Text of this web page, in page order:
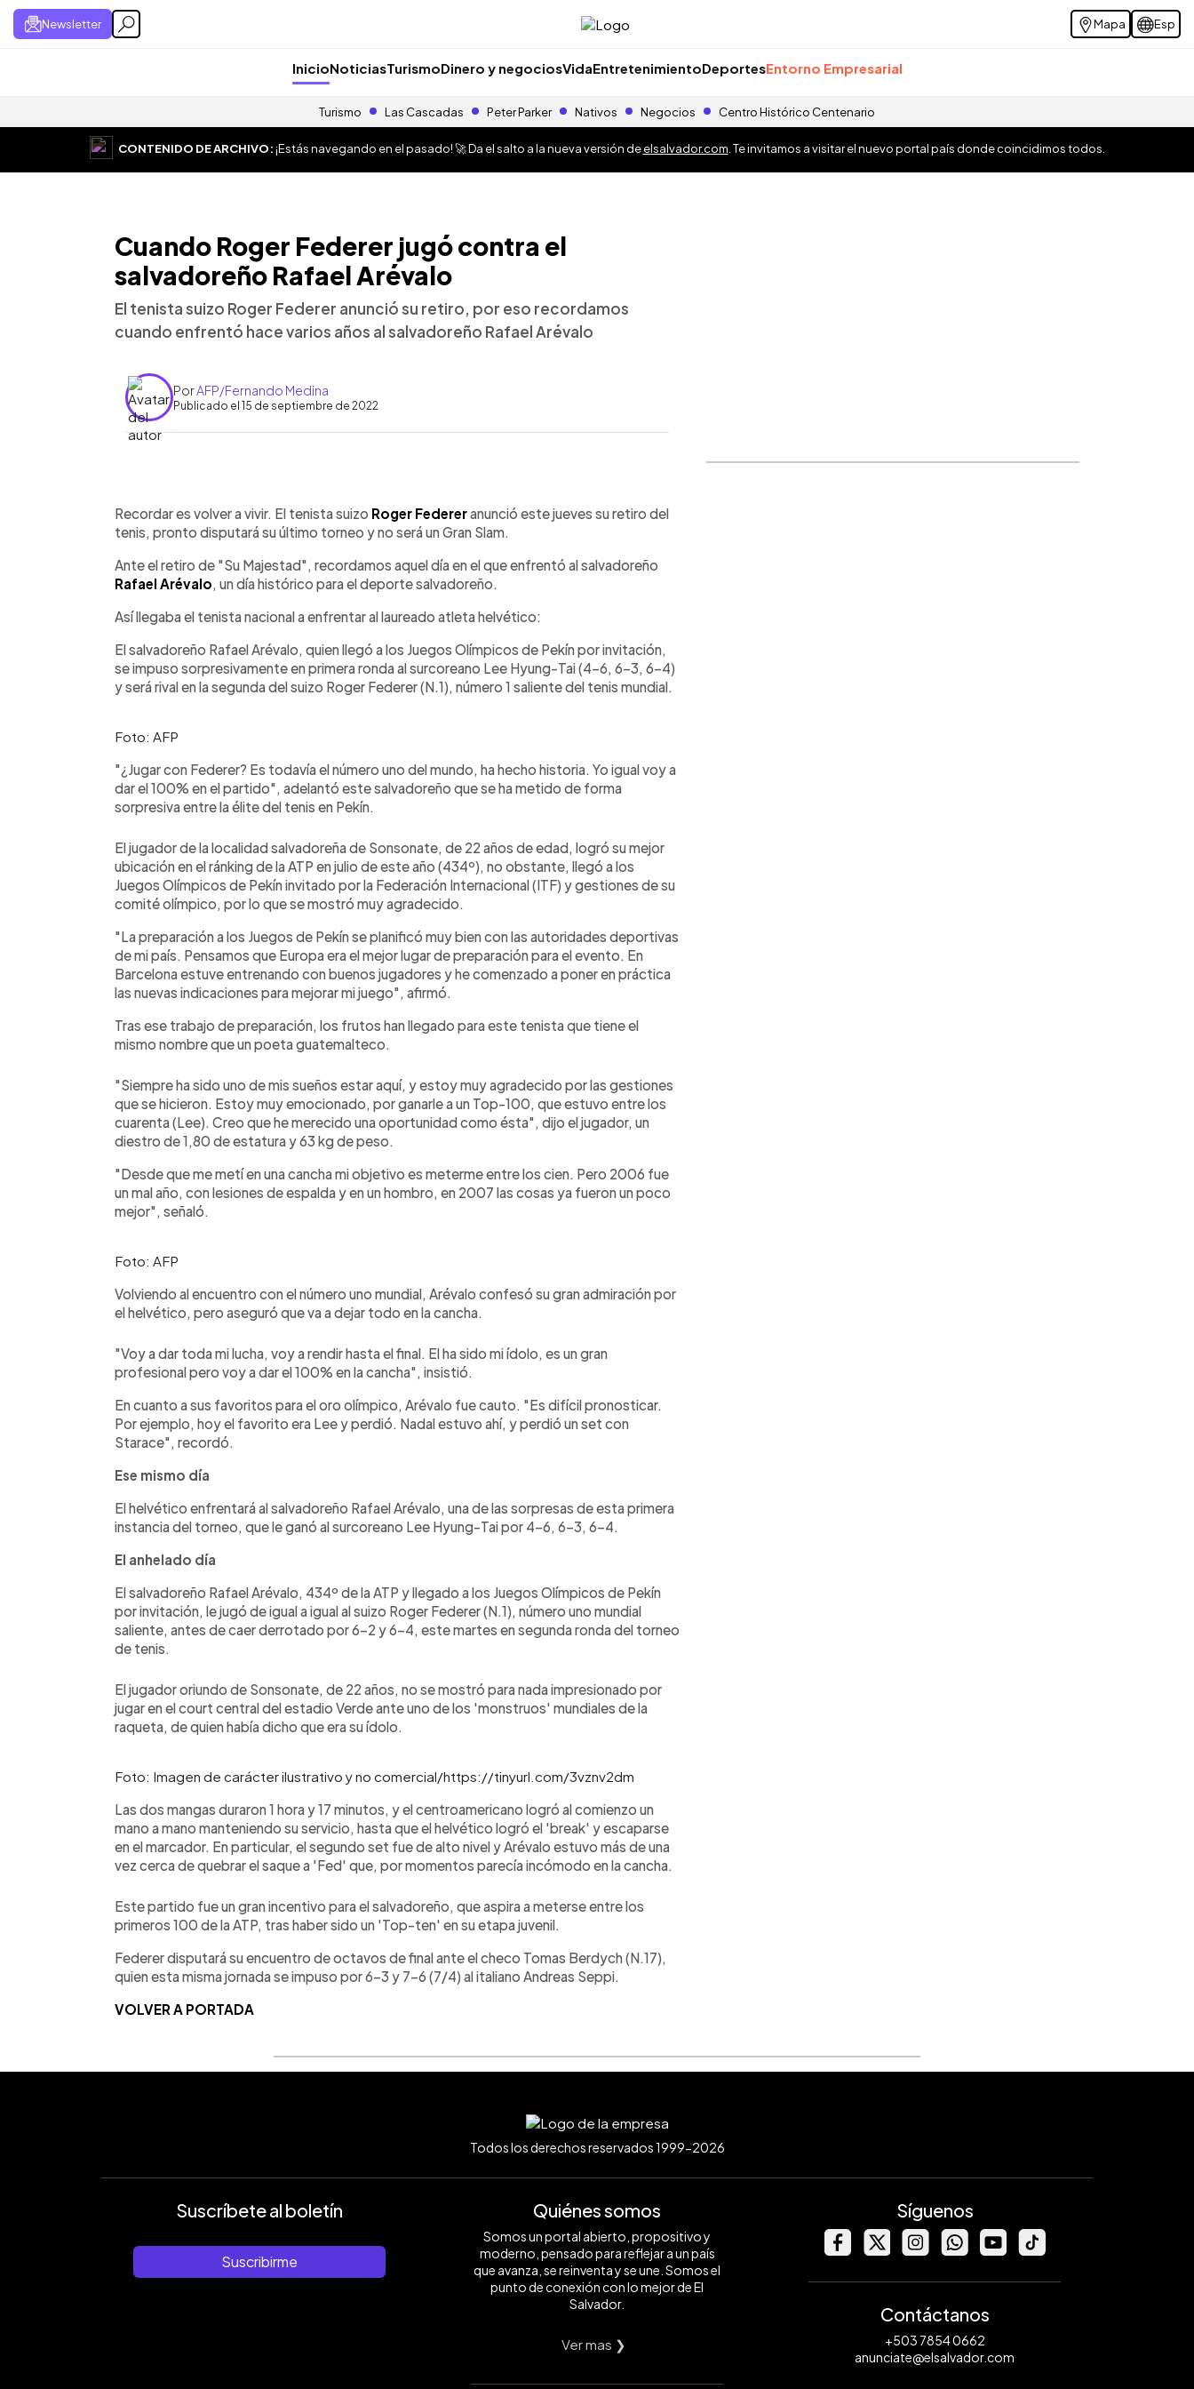
Newsletter Mapa Esp
InicioNoticiasTurismoDinero y negociosVidaEntretenimientoDeportesEntorno Empresarial
Turismo Las Cascadas Peter Parker Nativos Negocios Centro Histórico Centenario
CONTENIDO DE ARCHIVO:¡Estás navegando en el pasado! 🚀 Da el salto a la nueva versión deelsalvador.com . Te invitamos a visitar el nuevo portal país donde coincidimos todos.
Cuando Roger Federer jugó contra el
salvadoreño Rafael Arévalo
El tenista suizo Roger Federer anunció su retiro, por eso recordamos
cuando enfrentó hace varios años al salvadoreño Rafael Arévalo
PorAFP/Fernando Medina
Publicado el 15 de septiembre de 2022
Escuchar artículo
Recordar es volver a vivir. El tenista suizo Roger Federeranunció este jueves su retiro del
tenis, pronto disputará su último torneo y no será un Gran Slam.
Ante el retiro de "Su Majestad", recordamos aquel día en el que enfrentó al salvadoreño
Rafael Arévalo, un día histórico para el deporte salvadoreño.
Así llegaba el tenista nacional a enfrentar al laureado atleta helvético:
El salvadoreño Rafael Arévalo, quien llegó a los Juegos Olímpicos de Pekín por invitación,
se impuso sorpresivamente en primera ronda al surcoreano Lee Hyung-Tai (4-6, 6-3, 6-4)
y será rival en la segunda del suizo Roger Federer (N.1), número 1 saliente del tenis mundial.
Foto: AFP
"¿Jugar con Federer? Es todavía el número uno del mundo, ha hecho historia. Yo igual voy a
dar el 100% en el partido", adelantó este salvadoreño que se ha metido de forma
sorpresiva entre la élite del tenis en Pekín.
El jugador de la localidad salvadoreña de Sonsonate, de 22 años de edad, logró su mejor
ubicación en el ránking de la ATP en julio de este año (434º), no obstante, llegó a los
Juegos Olímpicos de Pekín invitado por la Federación Internacional (ITF) y gestiones de su
comité olímpico, por lo que se mostró muy agradecido.
"La preparación a los Juegos de Pekín se planificó muy bien con las autoridades deportivas
de mi país. Pensamos que Europa era el mejor lugar de preparación para el evento. En
Barcelona estuve entrenando con buenos jugadores y he comenzado a poner en práctica
las nuevas indicaciones para mejorar mi juego", afirmó.
Tras ese trabajo de preparación, los frutos han llegado para este tenista que tiene el
mismo nombre que un poeta guatemalteco.
"Siempre ha sido uno de mis sueños estar aquí, y estoy muy agradecido por las gestiones
que se hicieron. Estoy muy emocionado, por ganarle a un Top-100, que estuvo entre los
cuarenta (Lee). Creo que he merecido una oportunidad como ésta", dijo el jugador, un
diestro de 1,80 de estatura y 63 kg de peso.
"Desde que me metí en una cancha mi objetivo es meterme entre los cien. Pero 2006 fue
un mal año, con lesiones de espalda y en un hombro, en 2007 las cosas ya fueron un poco
mejor", señaló.
Foto: AFP
Volviendo al encuentro con el número uno mundial, Arévalo confesó su gran admiración por
el helvético, pero aseguró que va a dejar todo en la cancha.
"Voy a dar toda mi lucha, voy a rendir hasta el final. El ha sido mi ídolo, es un gran
profesional pero voy a dar el 100% en la cancha", insistió.
En cuanto a sus favoritos para el oro olímpico, Arévalo fue cauto. "Es difícil pronosticar.
Por ejemplo, hoy el favorito era Lee y perdió. Nadal estuvo ahí, y perdió un set con
Starace", recordó.
Ese mismo día
El helvético enfrentará al salvadoreño Rafael Arévalo, una de las sorpresas de esta primera
instancia del torneo, que le ganó al surcoreano Lee Hyung-Tai por 4-6, 6-3, 6-4.
El anhelado día
El salvadoreño Rafael Arévalo, 434º de la ATP y llegado a los Juegos Olímpicos de Pekín
por invitación, le jugó de igual a igual al suizo Roger Federer (N.1), número uno mundial
saliente, antes de caer derrotado por 6-2 y 6-4, este martes en segunda ronda del torneo
de tenis.
El jugador oriundo de Sonsonate, de 22 años, no se mostró para nada impresionado por
jugar en el court central del estadio Verde ante uno de los 'monstruos' mundiales de la
raqueta, de quien había dicho que era su ídolo.
Foto: Imagen de carácter ilustrativo y no comercial/https://tinyurl.com/3vznv2dm
Las dos mangas duraron 1 hora y 17 minutos, y el centroamericano logró al comienzo un
mano a mano manteniendo su servicio, hasta que el helvético logró el 'break' y escaparse
en el marcador. En particular, el segundo set fue de alto nivel y Arévalo estuvo más de una
vez cerca de quebrar el saque a 'Fed' que, por momentos parecía incómodo en la cancha.
Este partido fue un gran incentivo para el salvadoreño, que aspira a meterse entre los
primeros 100 de la ATP, tras haber sido un 'Top-ten' en su etapa juvenil.
Federer disputará su encuentro de octavos de final ante el checo Tomas Berdych (N.17),
quien esta misma jornada se impuso por 6-3 y 7-6 (7/4) al italiano Andreas Seppi.
VOLVER A PORTADA
Todos los derechos reservados 1999-2026
Suscríbete al boletín
Suscribirme
Quiénes somos
Somos un portal abierto, propositivo y
moderno, pensado para reflejar a un país
que avanza, se reinventa y se une. Somos el
punto de conexión con lo mejor de El
Salvador.
Ver mas ❯
Síguenos
Contáctanos
+503 7854 0662
anunciate@elsalvador.com